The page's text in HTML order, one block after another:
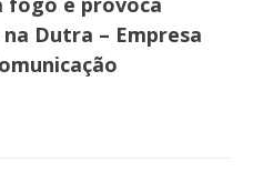
Dutra – Empresa